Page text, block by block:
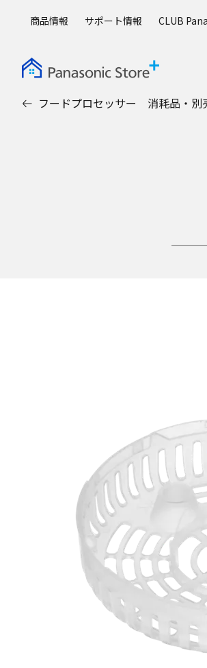
商品情報 サポート情報 CLUB
フードプロセッサー 消耗品・別